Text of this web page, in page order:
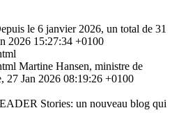
le 6 janvier 2026, un total de 31
2026 15:27:34 +0100
Martine Hansen, ministre de
27 Jan 2026 08:19:26 +0100
Stories: un nouveau blog qui